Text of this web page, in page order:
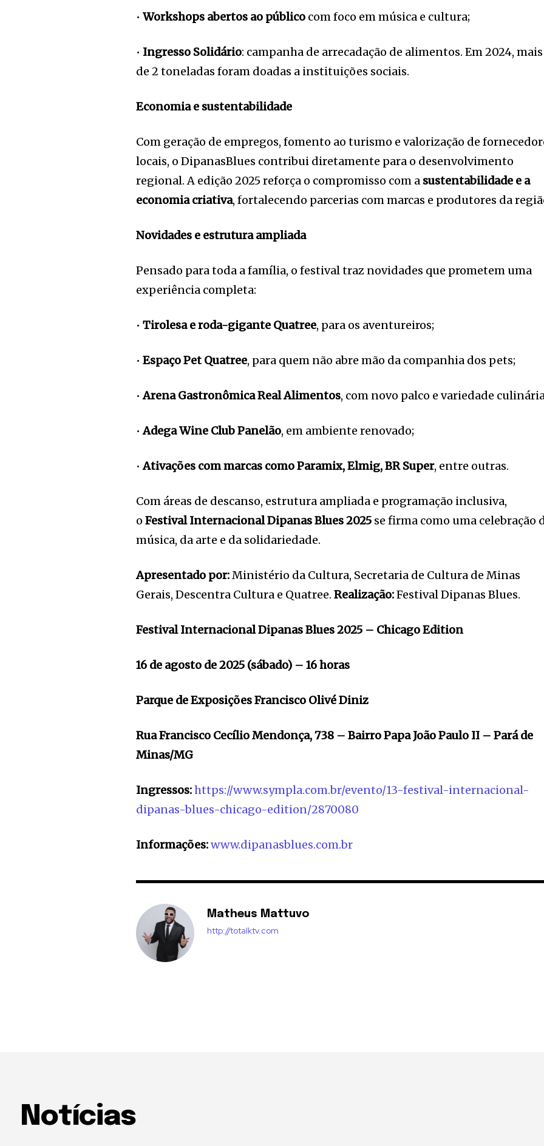
•Workshops abertos ao público com foco em música e cultura;
• Ingresso Solidário: campanha de arrecadação de alimentos. Em 2024, mais
de 2 toneladas foram doadas a instituições sociais.
Economia e sustentabilidade
Com geração de empregos, fomento ao turismo e valorização de
locais, o DipanasBlues contribui diretamente para o desenvolvimento
regional. A edição 2025 reforça o compromisso com a sustentabilidade e a
economia criativa, fortalecendo parcerias com marcas e produtores da
Novidades e estrutura ampliada
Pensado para toda a família, o festival traz novidades que prometem uma
experiência completa:
•Tirolesa e roda-gigante Quatree, para os aventureiros;
•Espaço Pet Quatree, para quem não abre mão da companhia dos pets;
•Arena Gastronômica Real Alimentos, com novo palco e variedade
•AdegaWine ClubPanelão, em ambiente renovado;
•Ativações com marcas comoParamix,Elmig, BR Super, entre outras.
Com áreas de descanso, estrutura ampliada e programação inclusiva,
oFestival InternacionalDipanasBlues 2025 se firma como uma celebração
música, da arte e da solidariedade.
Apresentado por:Ministério da Cultura, Secretaria de Cultura de Minas
Gerais, Descentra Cultura e Quatree.Realização:Festival Dipanas Blues.
Festival InternacionalDipanasBlues 2025 – ChicagoEdition
16 de agosto de 2025 (sábado) – 16 horas
Parque de Exposições Francisco OlivéDiniz
Rua Francisco Cecílio Mendonça, 738 – Bairro Papa João Paulo II – Pará de
Minas/MG
Ingressos:https://www.sympla.com.br/evento/13-festival-internacional-
dipanas-blues-chicago-edition/2870080
Informações:www.dipanasblues.com.br
Matheus Mattuvo
http://totalktv.com
Notícias